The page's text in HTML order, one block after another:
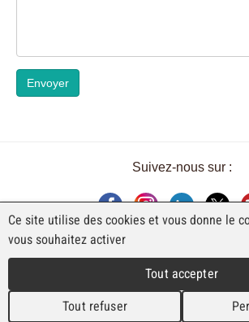
Envoyer
Suivez-nous sur :
UNE EXPOSITION DE FAJI
Rue Industrielle 98
CH-2740 Moutier
T. +41 (0)32 492 70 10
Ce site utilise des cookies et vous donne le
vous souhaitez activer
Tout accepter
Tout refuser